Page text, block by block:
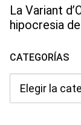
La Variant
hipocresia
CATEGORÍAS